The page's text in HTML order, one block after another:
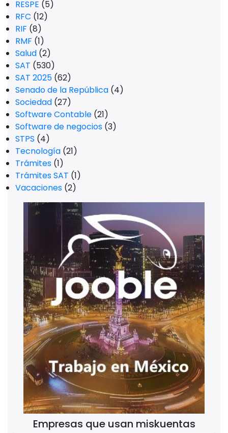
RESPE (5)
RFC (12)
RIF (8)
RMF (1)
Salud (2)
SAT (530)
SAT 2025 (62)
Senado de la República (4)
Sociedad (27)
Software Contable (21)
Software de negocios (3)
STPS (4)
Tecnología (21)
Trámites (1)
Trámites SAT (1)
Vacaciones (2)
Empresas que usan miskuentas